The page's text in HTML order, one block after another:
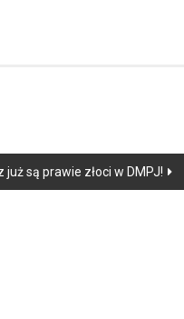
są prawie złoci w DMPJ!